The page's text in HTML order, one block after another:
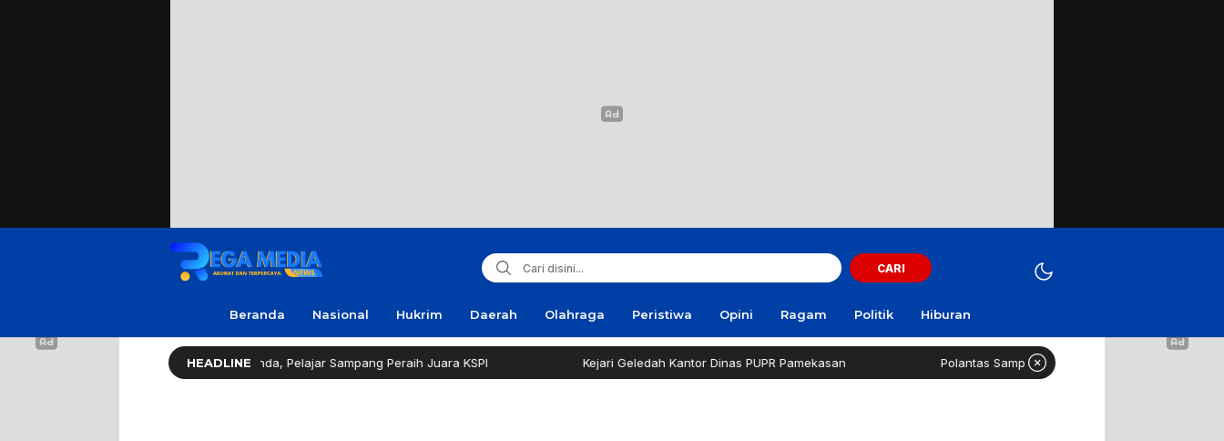
CARI
Beranda Nasional Hukrim Daerah Olahraga Peristiwa Opini Ragam Politik Hiburan
HEADLINE
Gerindra Apresiasi Amanda, Pelajar Sampang Peraih Juara KSPI Kejari Geledah Kantor Dinas PUPR Pamekasan Polantas Sampang Imbau Latihan Gerak Jalan Tak Gunakan